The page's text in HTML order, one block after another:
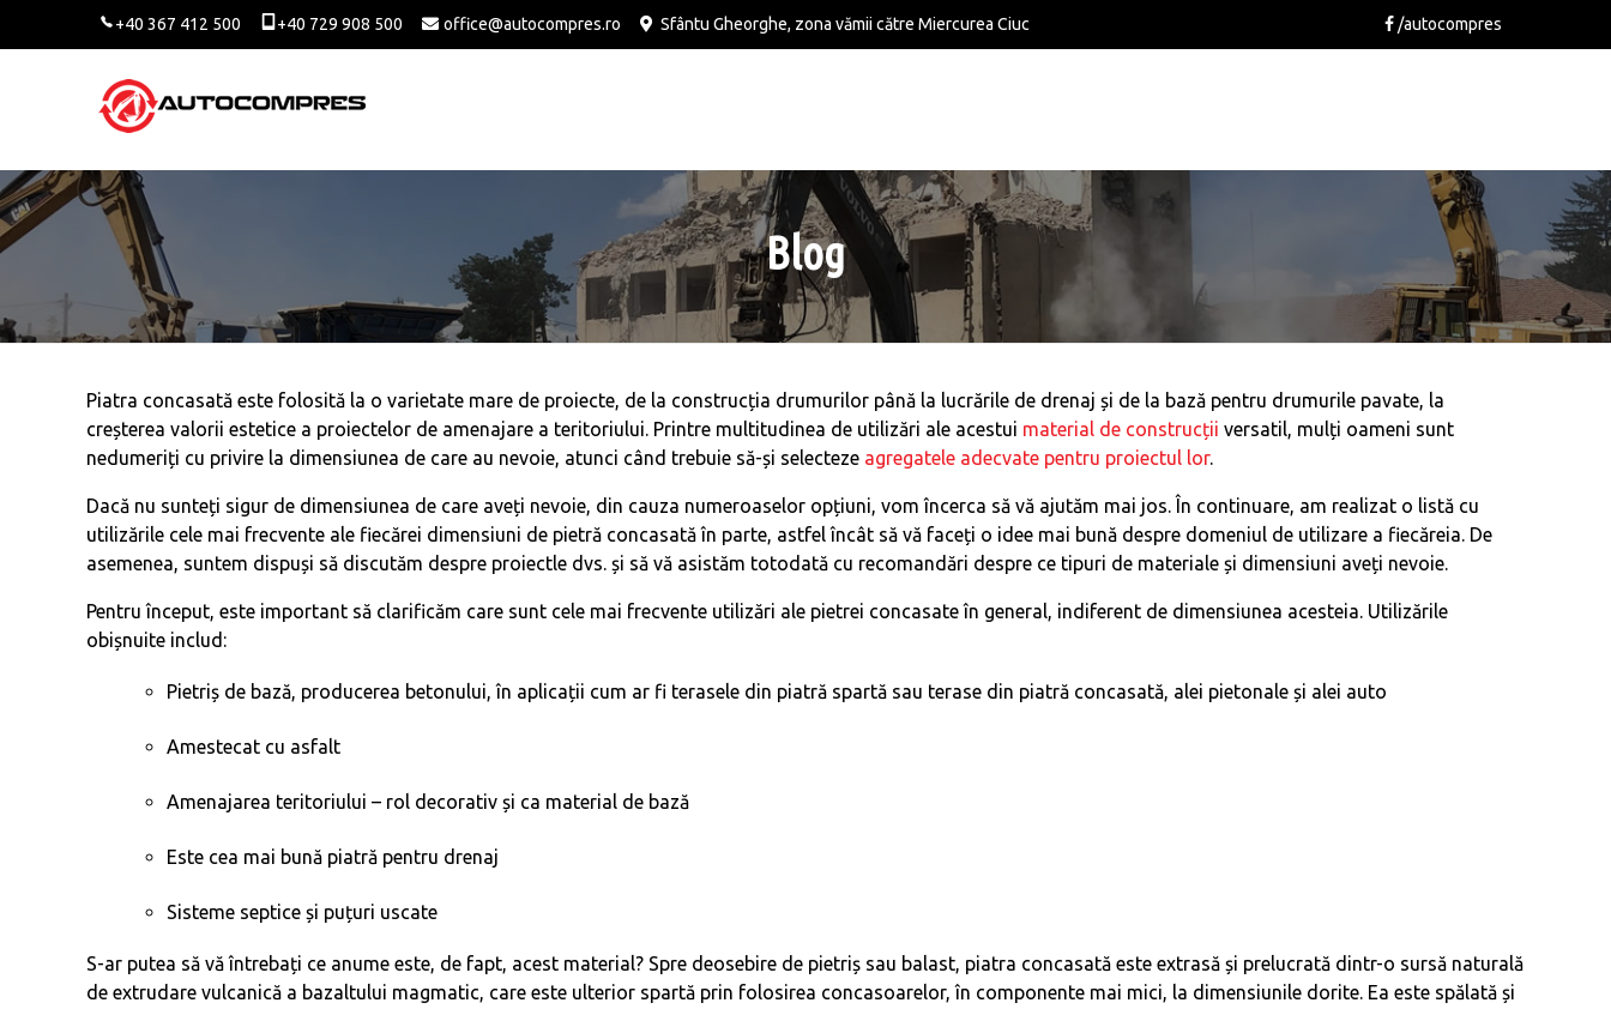
+40 367 412 500 +40 729 908 500 office@autocompres.ro Sfântu Gheorghe, zona vămii către Miercurea Ciuc /autocompres
Blog
Piatra concasată este folosită la o varietate mare de proiecte, de la construcția drumurilor până la lucrările de drenaj și de la bază pentru drumurile pavate, la
creșterea valorii estetice a proiectelor de amenajare a teritoriului. Printre multitudinea de utilizări ale acestui material de construcții versatil, mulți oameni sunt
nedumeriți cu privire la dimensiunea de care au nevoie, atunci când trebuie să-și selecteze agregatele adecvate pentru proiectul lor.
Dacă nu sunteți sigur de dimensiunea de care aveți nevoie, din cauza numeroaselor opțiuni, vom încerca să vă ajutăm mai jos. În continuare, am realizat o listă cu
utilizările cele mai frecvente ale fiecărei dimensiuni de pietră concasată în parte, astfel încât să vă faceți o idee mai bună despre domeniul de utilizare a fiecăreia. De
asemenea, suntem dispuși să discutăm despre proiectle dvs. și să vă asistăm totodată cu recomandări despre ce tipuri de materiale și dimensiuni aveți nevoie.
Pentru început, este important să clarificăm care sunt cele mai frecvente utilizări ale pietrei concasate în general, indiferent de dimensiunea acesteia. Utilizările
obișnuite includ:
Pietriș de bază, producerea betonului, în aplicații cum ar fi terasele din piatră spartă sau terase din piatră concasată, alei pietonale și alei auto
Amestecat cu asfalt
Amenajarea teritoriului – rol decorativ și ca material de bază
Este cea mai bună piatră pentru drenaj
Sisteme septice și puțuri uscate
S-ar putea să vă întrebați ce anume este, de fapt, acest material? Spre deosebire de pietriș sau balast, piatra concasată este extrasă și prelucrată dintr-o sursă naturală
de extrudare vulcanică a bazaltului magmatic, care este ulterior spartă prin folosirea concasoarelor, în componente mai mici, la dimensiunile dorite. Ea este spălată și